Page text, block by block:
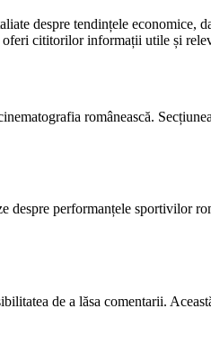
despre tendințele economice,
oferi cititorilor informații utile și
românească.
performanțele sportivilor
de a lăsa comentarii.